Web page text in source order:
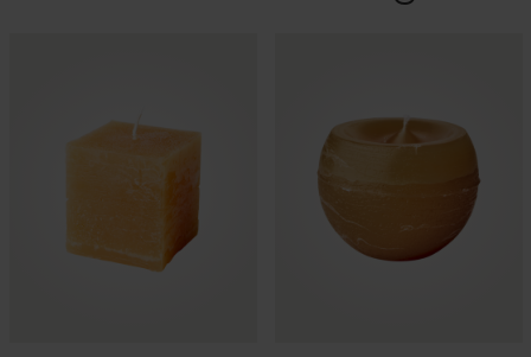
Brenndauer